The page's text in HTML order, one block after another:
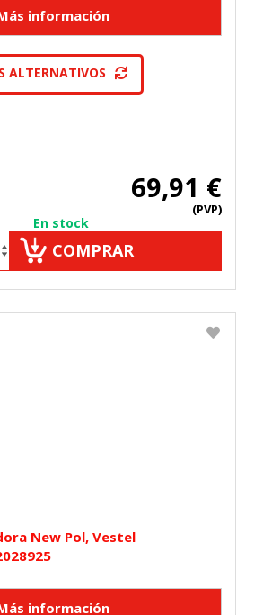
ALTERNATIVOS
69,91 €
(PVP)
En stock
COMPRAR
New Pol, Vestel